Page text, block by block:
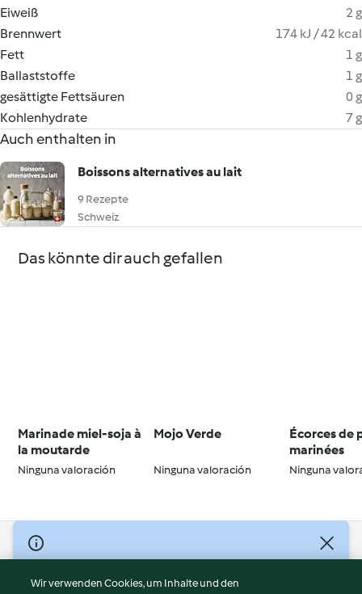
Eiweiß
2 g
Brennwert
174 kJ / 42 kcal
Fett
1 g
Ballaststoffe
1 g
gesättigte Fettsäuren
0 g
Kohlenhydrate
7 g
Auch enthalten in
Boissons alternatives au lait
9 Rezepte
Schweiz
Das könnte dir auch gefallen
Marinade miel-soja à
la moutarde
Ninguna valoración
Mojo Verde
Ninguna valoración
Écorces de
marinées
Ninguna
© Copyright 2026
Nutzungsbedingungen
Wir verwenden Cookies, um Inhalte und den